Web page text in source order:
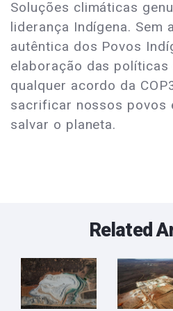
Soluções climáticas
liderança Indígena. Sem
autêntica dos Povos
elaboração das políticas
qualquer acordo da
sacrificar nossos povos
salvar o planeta.
Related